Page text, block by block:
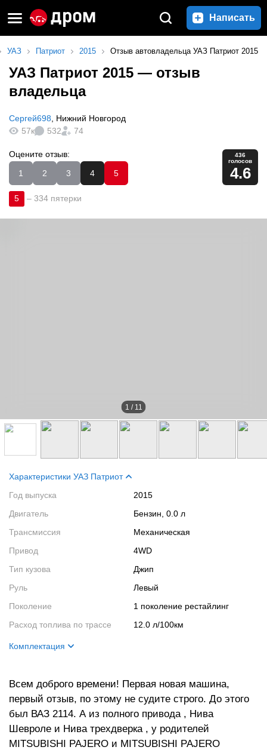
Написать
УАЗ Патриот 2015 Отзыв автовладельца УАЗ Патриот 2015
УАЗ Патриот 2015 — отзыв
владельца
Сергей698
Нижний Новгород
57к
532 74
Оцените отзыв:
1
2 3 4 5
436
голосов
4.6
5 – 334 пятерки
1 / 11
Характеристики УАЗ Патриот
Год выпуска
2015
Двигатель
Бензин, 0.0 л
Трансмиссия
Механическая
Привод
4WD
Тип кузова
Джип
Руль
Левый
Поколение
1 поколение рестайлинг
Расход топлива по трассе
12.0 л/100км
Комплектация
Салон
Мультимедиа
Кузов
Рейлинги
Двигатель
127
Всем доброго времени! Первая новая машина,
первый отзыв, по этому не судите строго. До этого
был ВАЗ 2114. А из полного привода , Нива
Шевроле и Нива трехдверка , у родителей
MITSUBISHI PAJERO и MITSUBISHI PAJERO